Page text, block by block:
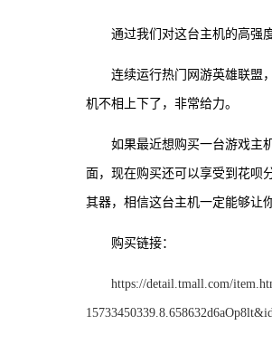
通过我们对这台主机的高强
连续运行热门网游英雄联盟
机不相上下了，非常给力。
如果最近想购买一台游戏主
面，现在购买还可以享受到花呗
其器，相信这台主机一定能够让
购买链接：
https://detail.tmall.com/